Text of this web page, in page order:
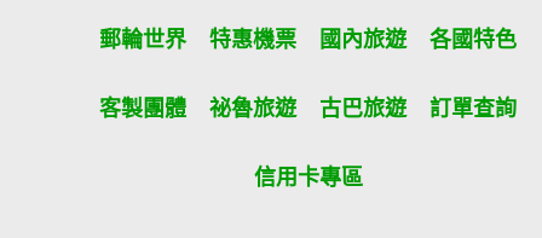
郵輪世界 特惠機票 國內旅遊 各國特色
客製團體 祕魯旅遊 古巴旅遊 訂單查詢
信用卡專區